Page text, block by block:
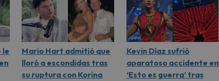
le
Mario Hart admitió que
lloró a escondidas tras
su ruptura con Korina
Kevin Díaz sufrió
aparatoso accidente en
‘Esto es guerra’ tras